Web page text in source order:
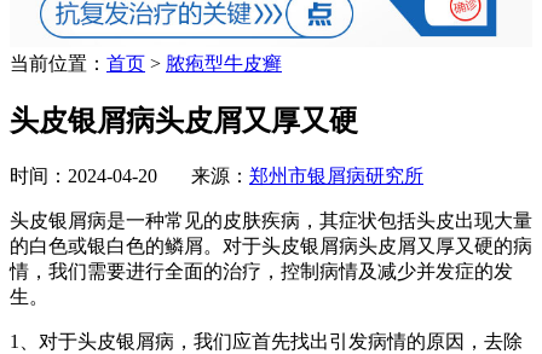
当前位置： 首页 > 脓疱型牛皮癣
头皮银屑病头皮屑又厚又硬
时间：2024-04-20 来源： 郑州市银屑病研究所
头皮银屑病是一种常见的皮肤疾病，其症状包括头皮出现大量
的白色或银白色的鳞屑。对于头皮银屑病头皮屑又厚又硬的病
情，我们需要进行全面的治疗，控制病情及减少并发症的发
生。
1、对于头皮银屑病，我们应首先找出引发病情的原因，去除